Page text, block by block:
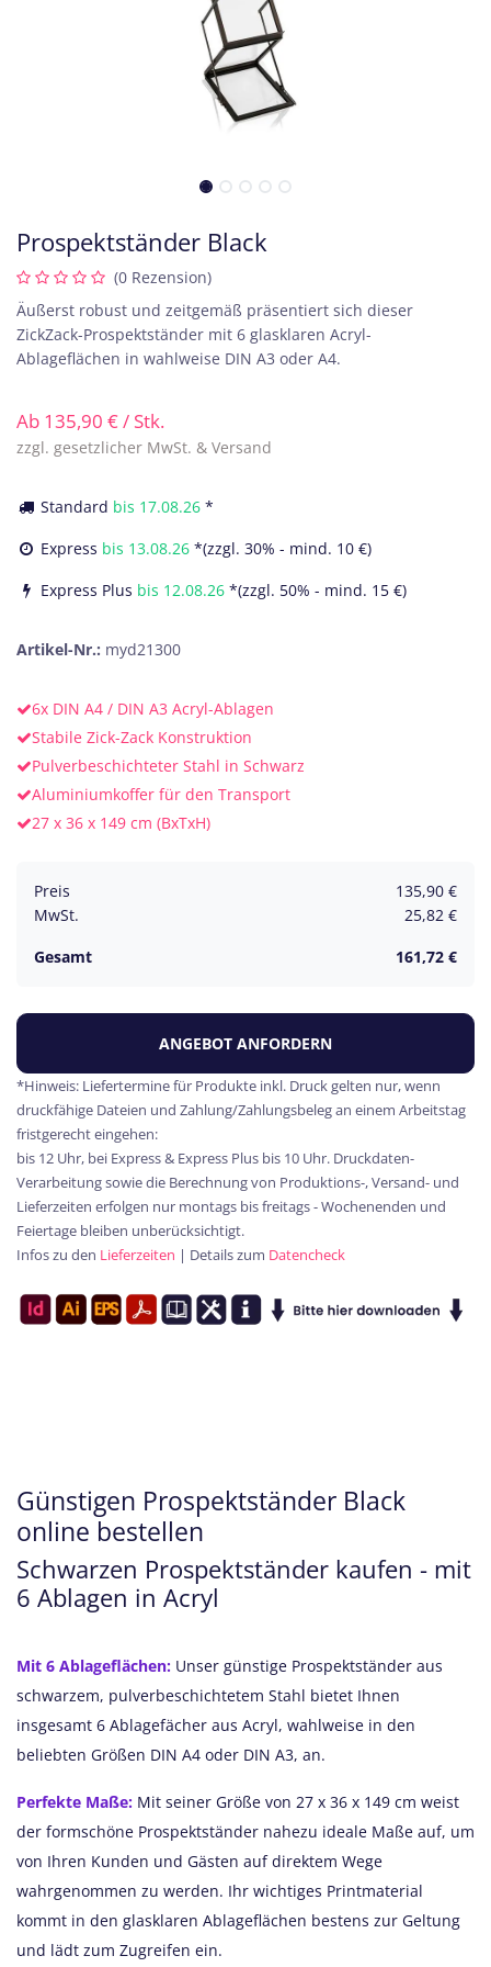
Prospektständer Black
(0 Rezension)
Äußerst robust und zeitgemäß präsentiert sich dieser
ZickZack-Prospektständer mit 6 glasklaren Acryl-
Ablageflächen in wahlweise DIN A3 oder A4.
Ab 135,90 €/ Stk.
zzgl. gesetzlicher MwSt. & Versand
Standard bis 17.08.26 *
Express bis 13.08.26 *(zzgl. 30% - mind. 10 €)
Express Plus bis 12.08.26 *(zzgl. 50% - mind. 15 €)
Artikel-Nr.: myd21300
6x DIN A4 / DIN A3 Acryl-Ablagen
Stabile Zick-Zack Konstruktion
Pulverbeschichteter Stahl in Schwarz
Aluminiumkoffer für den Transport
27 x 36 x 149 cm (BxTxH)
Preis 135,90 €
MwSt.
25,82 €
Gesamt
161,72 €
ANGEBOT ANFORDERN
*Hinweis: Liefertermine für Produkte inkl. Druck gelten nur, wenn
druckfähige Dateien und Zahlung/Zahlungsbeleg an einem Arbeitstag
fristgerecht eingehen:
bis 12 Uhr, bei Express & Express Plus bis 10 Uhr. Druckdaten-
Verarbeitung sowie die Berechnung von Produktions-, Versand- und
Lieferzeiten erfolgen nur montags bis freitags - Wochenenden und
Feiertage bleiben unberücksichtigt.
Infos zu den Lieferzeiten | Details zum Datencheck
Günstigen Prospektständer Black
online bestellen
Schwarzen Prospektständer kaufen - mit
6 Ablagen in Acryl
Mit 6 Ablageflächen: Unser günstige Prospektständer aus
schwarzem, pulverbeschichtetem Stahl bietet Ihnen
insgesamt 6 Ablagefächer aus Acryl, wahlweise in den
beliebten Größen DIN A4 oder DIN A3, an.
Perfekte Maße: Mit seiner Größe von 27 x 36 x 149 cm weist
der formschöne Prospektständer nahezu ideale Maße auf, um
von Ihren Kunden und Gästen auf direktem Wege
wahrgenommen zu werden. Ihr wichtiges Printmaterial
kommt in den glasklaren Ablageflächen bestens zur Geltung
und lädt zum Zugreifen ein.